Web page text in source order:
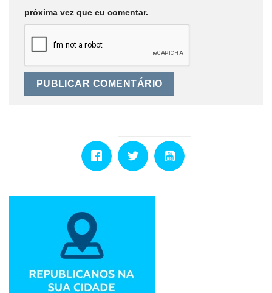
próxima vez que eu comentar.